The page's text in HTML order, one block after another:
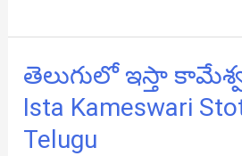
పోర్టల్
కార్యక్రమాలు
|
Pathakalu
తెలుగులో ఇస్తా
Ista Kameswari
Telugu